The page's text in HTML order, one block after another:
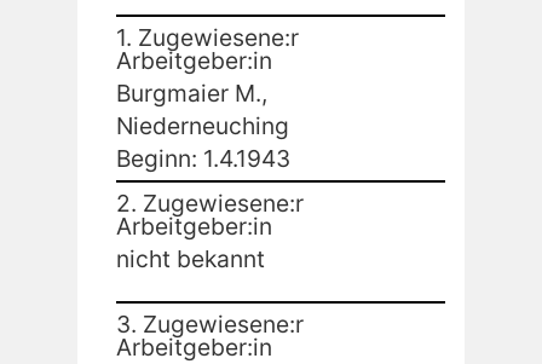
1. Zugewiesene:r
Arbeitgeber:in
Burgmaier M.,
Niederneuching
Beginn: 1.4.1943
2. Zugewiesene:r
Arbeitgeber:in
nicht bekannt
3. Zugewiesene:r
Arbeitgeber:in